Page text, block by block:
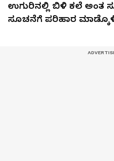
ಉಗುರಿನಲ್ಲಿ ಬಿಳಿ ಕಲೆ ಅಂತ
ಸೂಚನೆಗೆ ಪರಿಹಾರ